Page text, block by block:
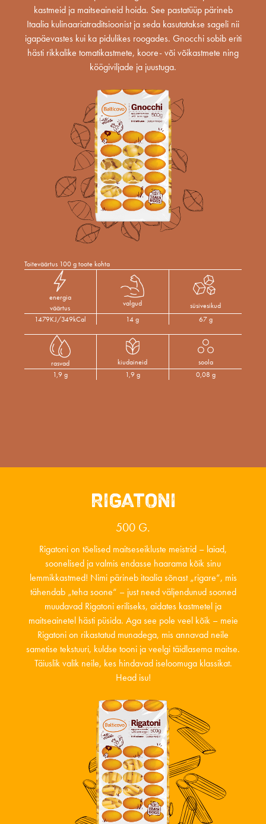
kastmeid ja maitseaineid hoida. See pastatüüp pärineb
Itaalia kulinaariatraditsioonist ja seda kasutatakse sageli nii
igapäevastes kui ka pidulikes roogades. Gnocchi sobib eriti
hästi rikkalike tomatikastmete, koore- või võikastmete ning
köögiviljade ja juustuga.
Toiteväärtus 100 g toote kohta
energia
väärtus
valgud
süsivesikud
1479KJ/349kCal
14 g 67 g
rasvad kiudaineid
soola
1,9 g
1,9 g 0,08 g
RIGATONI
500 G.
Rigatoni on tõelised maitseseikluste meistrid – laiad,
soonelised ja valmis endasse haarama kõik sinu
lemmikkastmed! Nimi pärineb itaalia sõnast „rigare“, mis
tähendab „teha soone“ – just need väljendunud sooned
muudavad Rigatoni eriliseks, aidates kastmetel ja
maitseainetel hästi püsida. Aga see pole veel kõik – meie
Rigatoni on rikastatud munadega, mis annavad neile
sametise tekstuuri, kuldse tooni ja veelgi täidlasema maitse.
Täiuslik valik neile, kes hindavad iseloomuga klassikat.
Head isu!